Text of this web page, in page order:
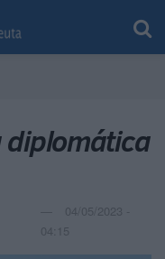
diplomática
04/05/2023 -
04:15